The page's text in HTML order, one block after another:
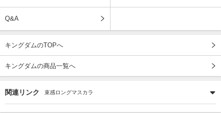
Q&A
キングダムのTOPへ
キングダムの商品一覧へ
関連リンク 束感ロングマスカラ